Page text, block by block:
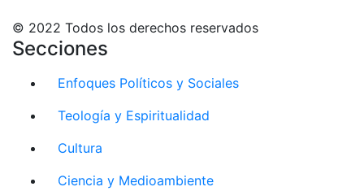
© 2022 Todos los derechos reservados
Secciones
Enfoques Políticos y Sociales
Teología y Espiritualidad
Cultura
Ciencia y Medioambiente